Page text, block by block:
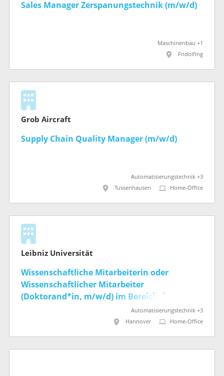
Sales Manager Zerspanungstechnik (m/w/d)
Maschinenbau +1
Fridolfing
Grob Aircraft
Supply Chain Quality Manager (m/w/d)
Automatisierungstechnik +3
Tussenhausen
Home-Office
Leibniz Universität
Wissenschaftliche Mitarbeiterin oder
Wissenschaftlicher Mitarbeiter
(Doktorand*in, m/w/d) im Bereich der
automatisierten Demontage für ein
effizientes Remanufacturing
Automatisierungstechnik +3
Hannover
Home-Office